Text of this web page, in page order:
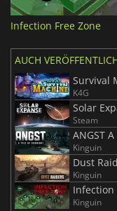
Infection Free Zone
AUCH
Survival
K4G
Steam
ANGST A
Kinguin
Dust
Kinguin
Infection
Kinguin